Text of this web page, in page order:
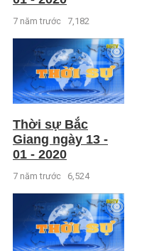
7 năm trước 7,182
Thời sự Bắc
Giang ngày 13 -
01 - 2020
7 năm trước 6,524